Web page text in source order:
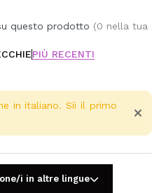
questo prodotto (0 nella tua
PIÙ RECENTI
in italiano. Sii il primo
i in altre lingue